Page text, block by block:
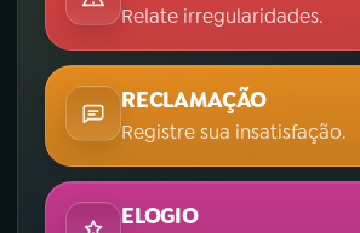
Relate irregularidades.
RECLAMAÇÃO
Registre sua insatisfação.
ELOGIO